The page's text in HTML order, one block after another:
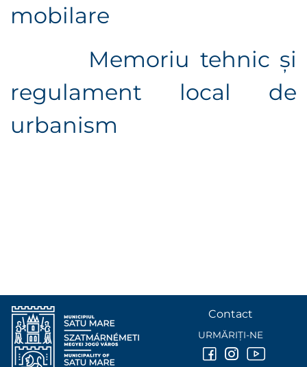
mobilare
Memoriu tehnic și
regulament local de
urbanism
Contact
URMĂRIȚI-NE